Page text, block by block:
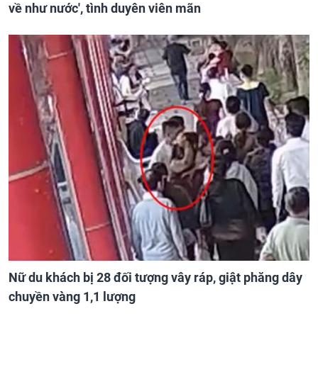
về như nước', tình duyên viên mãn
Nữ du khách bị 28 đối tượng vây ráp, giật phăng dây
chuyền vàng 1,1 lượng